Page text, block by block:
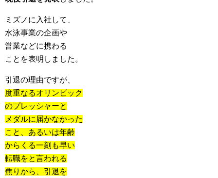
ミズノに入社して、
水泳事業の企画や
営業などに携わる
ことを表明しました。
引退の理由ですが、
度重なるオリンピック
のプレッシャーと
メダルに届かなかった
こと、あるいは年齢
からくる一刻も早い
転職をと言われる
焦りから、引退を